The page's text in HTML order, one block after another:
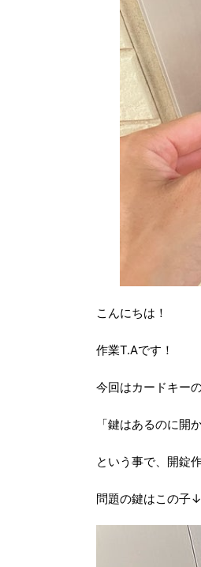
こんにちは！
作業T.Aです！
今回はカードキー
「鍵はあるのに開
という事で、開錠
問題の鍵はこの子↓